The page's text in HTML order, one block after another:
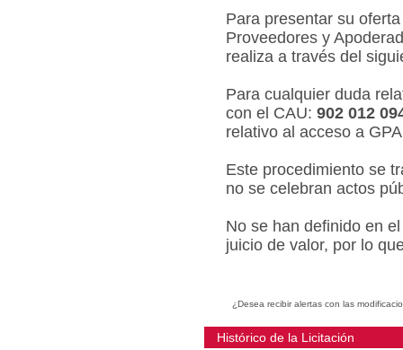
Para presentar su
Proveedores y
realiza a través del
Para cualquier duda
con el CAU: 902 012
relativo al acceso a
Este procedimiento se
no se celebran actos
No se han definido en
juicio de valor, por lo
¿Desea recibir alertas con las
Histórico de la Licitación